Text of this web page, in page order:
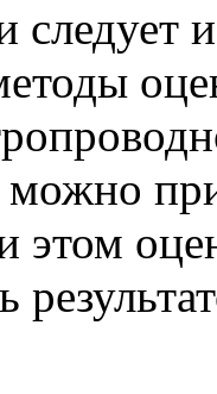
следует
этом